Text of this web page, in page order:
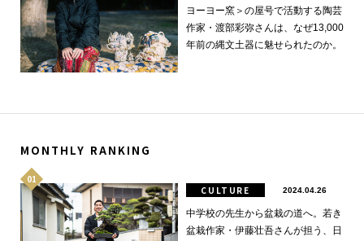
ヨーヨー窯＞の屋号で活動する陶芸
作家・渡部彩弥さんは、なぜ13,000
年前の縄文土器に魅せられたのか。
MONTHLY RANKING
CULTURE 2024.04.26
中学校の先生から盆栽の道へ。若き
盆栽作家・伊藤壮吾さんが担う、日